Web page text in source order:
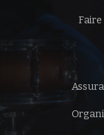
Faire